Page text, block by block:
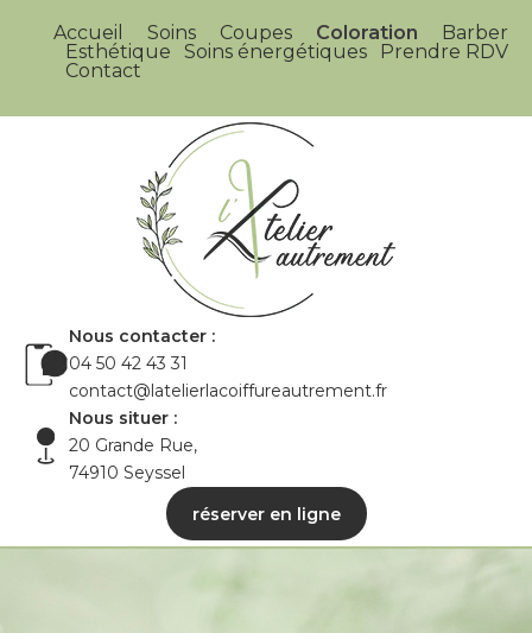
Accueil Soins Coupes Coloration
Barber
Esthétique
Soins énergétiques
Prendre RDV
Contact
Nous contacter :
04 50 42 43 31
contact@latelierlacoiffureautrement.fr
Nous situer :
20 Grande Rue,
74910 Seyssel
réserver en ligne